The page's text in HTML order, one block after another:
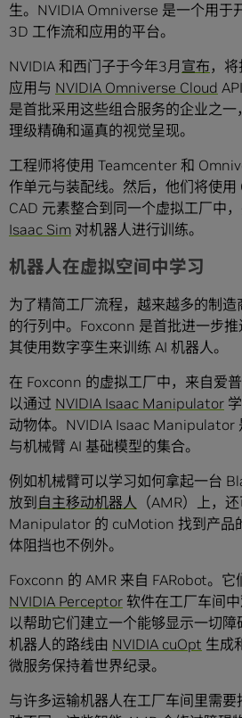
生。NVIDIA Omniverse 是一个用于
3D 工作流和应用的平台。
NVIDIA 和西门子于今年3月 宣布，
应用与 NVIDIA Omniverse Cloud
是首批采用这些组合服务的企业之
理级精确和逼真的视觉呈现。
工程师将使用 Teamcenter 和
作单元与装配线。然后，他们将使
CAD 元素整合到同一个虚拟工厂中
Isaac Sim 对机器人进行训练。
机器人在虚拟空间中学习
为了精简工厂流程，越来越多的制
的行列中。Foxconn 是首批进一步推
其使用数字孪生来训练 AI 机器人。
在 Foxconn 的虚拟工厂中，来自爱
以通过 NVIDIA Isaac Manipulator
动物体。NVIDIA Isaac Manipulator
与机械臂 AI 基础模型的集合。
例如机械臂可以学习如何拿起一台
放到 自主移动机器人 （AMR）上，
Manipulator 的 cuMotion 找到产品
体阻挡也不例外。
Foxconn 的 AMR 来自 FARobot。它
NVIDIA Perceptor 软件在工厂车间
以帮助它们建立一个能够显示一切障
机器人的路线由 NVIDIA cuOpt 生成
微服务保持着世界纪录。
与许多运输机器人在工厂车间里需